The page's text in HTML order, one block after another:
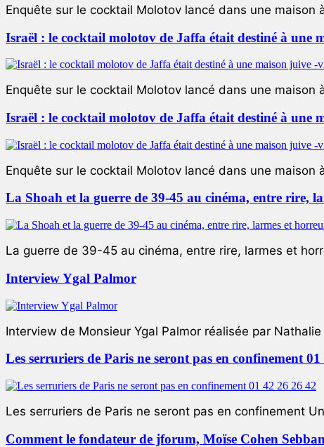
Enquête sur le cocktail Molotov lancé dans une maison
Israël : le cocktail molotov de Jaffa était destiné à une
Enquête sur le cocktail Molotov lancé dans une maison
Israël : le cocktail molotov de Jaffa était destiné à une
Enquête sur le cocktail Molotov lancé dans une maison
La Shoah et la guerre de 39-45 au cinéma, entre rire,
La guerre de 39-45 au cinéma, entre rire, larmes et
Interview Ygal Palmor
Interview de Monsieur Ygal Palmor réalisée par
Les serruriers de Paris ne seront pas en confinement 01
Les serruriers de Paris ne seront pas en confinement
Comment le fondateur de jforum, Moïse Cohen